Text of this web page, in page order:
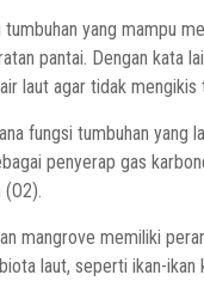
tumbuhan yang mampu
pantai. Dengan kata
laut agar tidak mengikis
fungsi tumbuhan yang
penyerap gas
mangrove memiliki
laut, seperti ikan-ikan